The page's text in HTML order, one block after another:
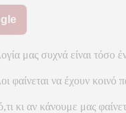
μας συχνά είναι τόσο
φαίνεται να έχουν
κι αν κάνουμε μας